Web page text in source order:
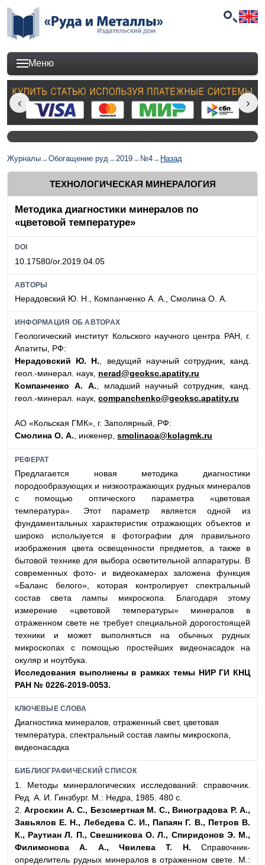
Меню
Журналы→Обогащение руд→2019→ №4→ Назад
ТЕХНОЛОГИЧЕСКАЯ МИНЕРАЛОГИЯ
Методика диагностики минералов по
«цветовой температуре»
DOI
10.17580/or.2019.04.05
АВТОРЫ
Нерадовский Ю. Н., Компанченко А. А., Смолина О. А.
ИНФОРМАЦИЯ ОБ АВТОРАХ
Геологический институт Кольского научного центра РАН, г.
Апатиты, РФ:
Нерадовский Ю. Н., ведущий научный сотрудник, канд.
геол.-минерал. наук, nerad@geoksc.apatity.ru
Компанченко А. А., младший научный сотрудник, канд.
геол.-минерал. наук, companchenko@geoksc.apatity.ru
АО «Кольская ГМК», г. Заполярный, РФ:
Смолина О. А., инженер, smolinaoa@kolagmk.ru
РЕФЕРАТ
Предлагается новая методика диагностики
породообразующих и низкоотражающих рудных минералов
с помощью оптического параметра «цветовая
температура». Этот параметр является одной из
фундаментальных характеристик отражающих объектов и
широко используется в фотографии для правильного
изображения цвета освещенности предметов, а также в
бытовой технике для выбора осветительной аппаратуры. В
современных фото- и видеокамерах заложена функция
«Баланс белого», которая контролирует спектральный
состав света лампы микроскопа. Благодаря этому
измерение «цветовой температуры» минералов в
отраженном свете не требует специальной дорогостоящей
техники и может выполняться на обычных рудных
микроскопах с помощью простейших видеонасадок на
окуляр и ноутбука.
Исследования выполнены в рамках темы НИР ГИ КНЦ
РАН № 0226-2019-0053.
КЛЮЧЕВЫЕ СЛОВА
Диагностика минералов, отраженный свет, цветовая
температура, спектральный состав лампы микроскопа,
видеонасадка
БИБЛИОГРАФИЧЕСКИЙ СПИСОК
1. Методы минералогических исследований: справочник.
Ред. А. И. Гинзбург. М.: Недра, 1985. 480 с.
2.Агроскин А. С., Безсмертная М. С., Виноградова Р. А.,
Завьялов Е. Н., Лебедева С. И., Папаян Г. В., Петров В.
К., Раутиан Л. П., Свешникова О. Л., Спиридонов Э. М.,
Филимонова А. А., Чвилева Т. Н. Справочник-
определитель рудных минералов в отраженном свете. М.: